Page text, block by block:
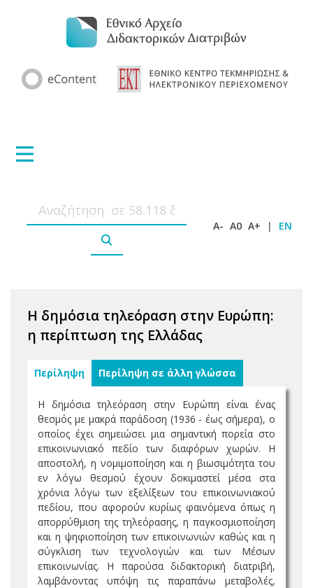
A- A0 A+ | EN
Η δημόσια τηλεόραση στην Ευρώπη:
η περίπτωση της Ελλάδας
Περίληψη Περίληψη σε άλλη γλώσσα
Η δημόσια τηλεόραση στην Ευρώπη είναι ένας
θεσμός με μακρά παράδοση (1936 - έως σήμερα), ο
οποίος έχει σημειώσει μια σημαντική πορεία στο
επικοινωνιακό πεδίο των διαφόρων χωρών. Η
αποστολή, η νομιμοποίηση και η βιωσιμότητα του
εν λόγω θεσμού έχουν δοκιμαστεί μέσα στα
χρόνια λόγω των εξελίξεων του επικοινωνιακού
πεδίου, που αφορούν κυρίως φαινόμενα όπως η
απορρύθμιση της τηλεόρασης, η παγκοσμιοποίηση
και η ψηφιοποίηση των επικοινωνιών καθώς και η
σύγκλιση των τεχνολογιών και των Μέσων
επικοινωνίας. Η παρούσα διδακτορική διατριβή,
λαμβάνοντας υπόψη τις παραπάνω μεταβολές,